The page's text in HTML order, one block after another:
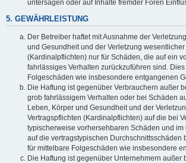
untersagen oder auf Inhalte fremder Foren
5. GEWÄHRLEISTUNG
Der Betreiber haftet mit Ausnahme der
und Gesundheit und der Verletzung
(Kardinalpflichten) nur für Schäden, die auf ein
fahrlässiges Verhalten zurückzuführen sind.
Folgeschäden wie insbesondere entgangenen
Die Haftung ist gegenüber Verbrauchern außer
grob fahrlässigem Verhalten oder bei Schäden
Leben, Körper und Gesundheit und der
Vertragspflichten (Kardinalpflichten) auf die bei
typischerweise vorhersehbaren Schäden und
auf die vertragstypischen Durchschnittsschäden
für mittelbare Folgeschäden wie insbesondere
Die Haftung ist gegenüber Unternehmern außer